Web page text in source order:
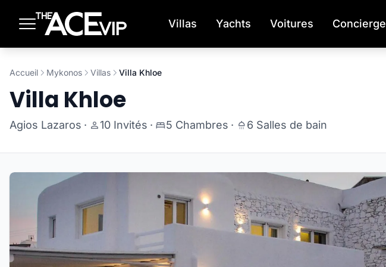
Villas Yachts Voitures Concierge
Accueil Mykonos Villas Villa Khloe
Villa Khloe
Agios Lazaros · 10 Invités · 5 Chambres · 6 Salles de bain